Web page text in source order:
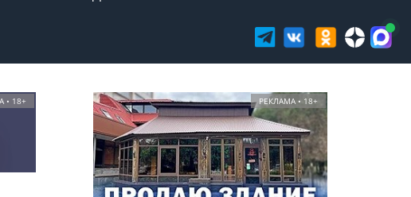
• 18+ РЕКЛАМА • 18+